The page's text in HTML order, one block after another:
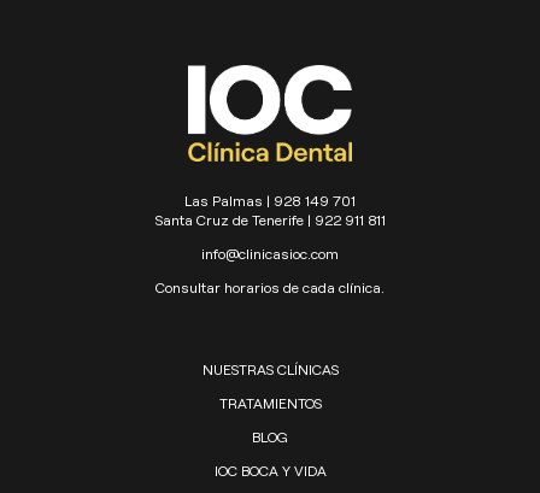
Las Palmas | 928 149 701
Santa Cruz de Tenerife | 922 911 811
info@clinicasioc.com
Consultar horarios de cada clínica.
NUESTRAS CLÍNICAS
TRATAMIENTOS
BLOG
IOC BOCA Y VIDA